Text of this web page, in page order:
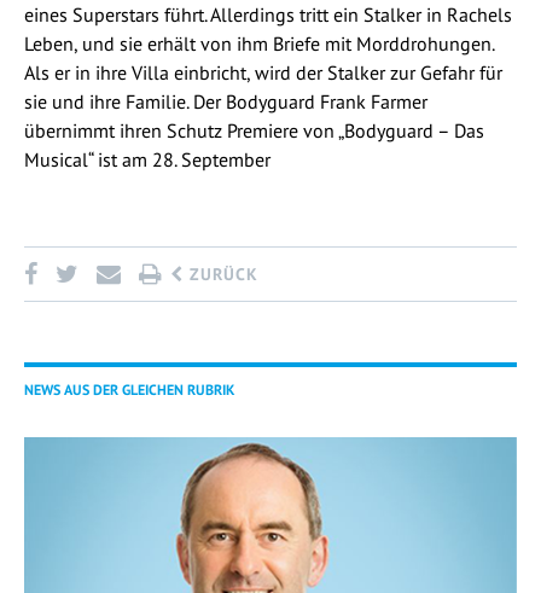
eines Superstars führt. Allerdings tritt ein Stalker in Rachels
Leben, und sie erhält von ihm Briefe mit Morddrohungen.
Als er in ihre Villa einbricht, wird der Stalker zur Gefahr für
sie und ihre Familie. Der Bodyguard Frank Farmer
übernimmt ihren Schutz Premiere von „Bodyguard – Das
Musical“ ist am 28. September
ZURÜCK
NEWS AUS DER GLEICHEN RUBRIK